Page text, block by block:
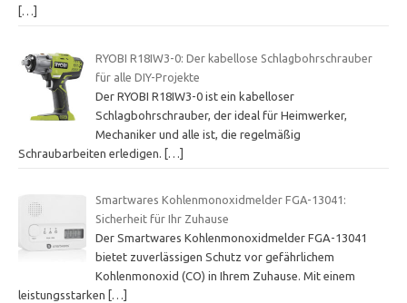
[…]
RYOBI R18IW3-0: Der kabellose Schlagbohrschrauber
für alle DIY-Projekte
Der RYOBI R18IW3-0 ist ein kabelloser
Schlagbohrschrauber, der ideal für Heimwerker,
Mechaniker und alle ist, die regelmäßig
Schraubarbeiten erledigen.
[…]
Smartwares Kohlenmonoxidmelder FGA-13041:
Sicherheit für Ihr Zuhause
Der Smartwares Kohlenmonoxidmelder FGA-13041
bietet zuverlässigen Schutz vor gefährlichem
Kohlenmonoxid (CO) in Ihrem Zuhause. Mit einem
leistungsstarken
[…]